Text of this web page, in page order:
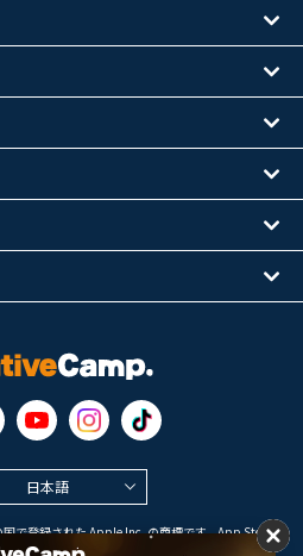
日本語
で登録された Apple Inc. の商標です。App Store は
サービスマークです。